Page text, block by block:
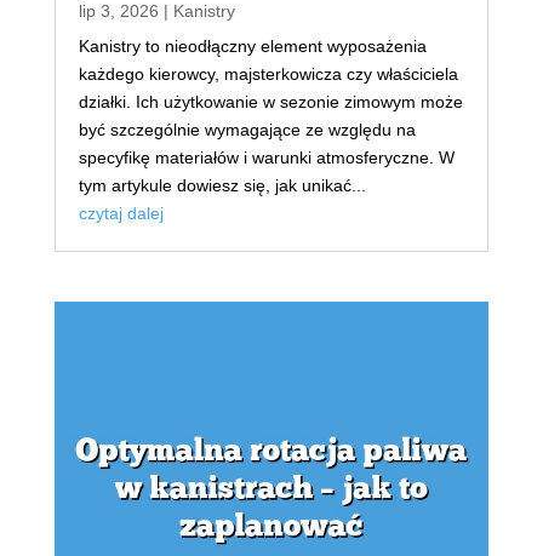
lip 3, 2026 | Kanistry
Kanistry to nieodłączny element wyposażenia
każdego kierowcy, majsterkowicza czy właściciela
działki. Ich użytkowanie w sezonie zimowym może
być szczególnie wymagające ze względu na
specyfikę materiałów i warunki atmosferyczne. W
tym artykule dowiesz się, jak unikać...
czytaj dalej